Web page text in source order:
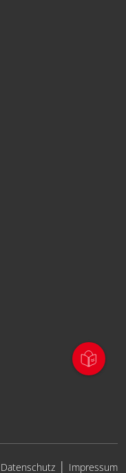
Datenschutz| Impressum